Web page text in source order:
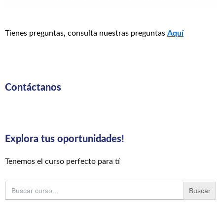
Tienes preguntas, consulta nuestras preguntas Aquí
Contáctanos
Explora tus oportunidades!
Tenemos el curso perfecto para tí
Buscar: